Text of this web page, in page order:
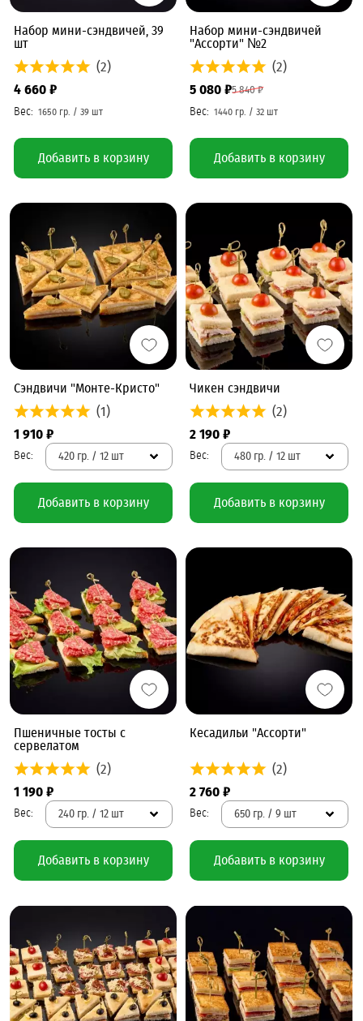
Набор мини-сэндвичей, 39
шт
(2)
4 660 ₽
Добавить в корзину
Набор мини-сэндвичей
"Ассорти" №2
(2)
5 840 ₽
5 080 ₽
Добавить в корзину
Сэндвичи "Монте-Кристо"
(1)
1 910 ₽
420 гр. / 12 шт
Добавить в корзину
Чикен сэндвичи
(2)
2 190 ₽
480 гр. / 12 шт
Добавить в корзину
Пшеничные тосты с
сервелатом
(2)
1 190 ₽
240 гр. / 12 шт
Добавить в корзину
Кесадильи "Ассорти"
(2)
2 760 ₽
650 гр. / 9 шт
Добавить в корзину